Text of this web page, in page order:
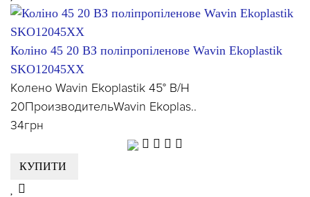
Коліно 45 20 ВЗ поліпропіленове Wavin Ekoplastik
SKO12045XX
Колено Wavin Ekoplastik 45° В/Н
20ПроизводительWavin Ekoplas..
34грн
КУПИТИ